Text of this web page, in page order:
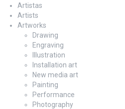
Artistas
Artists
Artworks
Drawing
Engraving
Illustration
Installation art
New media art
Painting
Performance
Photography